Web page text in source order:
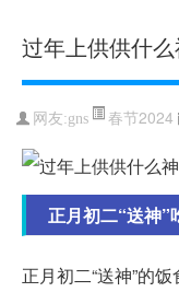
过年上供供什
网友:gns 春节2024
正月初二“送神”
正月初二“送神”的